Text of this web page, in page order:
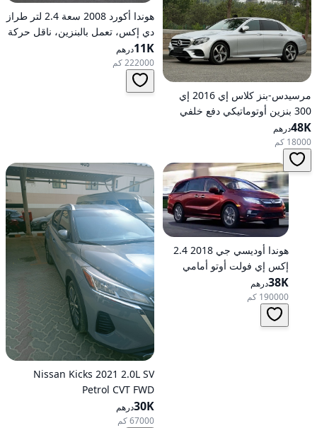
مرسيدس-بنز كلاس إي 2016 إي
300 بنزين أوتوماتيكي دفع خلفي
48Kدرهم
18000 كم
هوندا أكورد 2008 سعة 2.4 لتر طراز
دي إكس، تعمل بالبنزين، ناقل حركة
أوتوماتيكي، دفع أمامي
11Kدرهم
222000 كم
هوندا أوديسي جي 2018 2.4
إكس إي فولت أوتو أمامي
الدفع
38Kدرهم
190000 كم
Nissan Kicks 2021 2.0L SV
Petrol CVT FWD
30Kدرهم
67000 كم